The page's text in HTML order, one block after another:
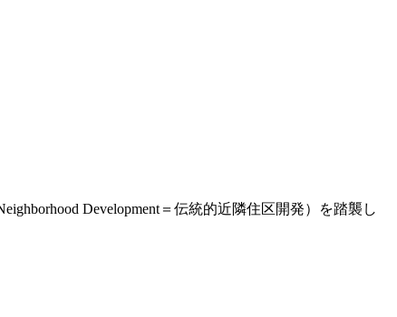
Development＝伝統的近隣住区開発）を踏襲し